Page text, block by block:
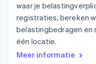
Connections
Data gekoppelde
rekeningen
tijd
Media
App-
Neem
waar je
registraties, bereken
belastingbedragen en
één locatie.
Meer informatie